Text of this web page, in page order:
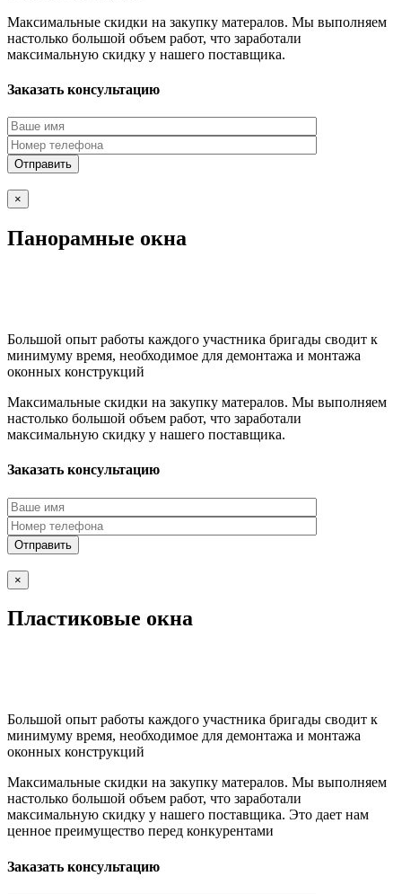
Максимальные скидки на закупку матералов. Мы выполняем
настолько большой объем работ, что заработали
максимальную скидку у нашего поставщика.
Заказать консультацию
×
Панорамные окна
Большой опыт работы каждого участника бригады сводит к
минимуму время, необходимое для демонтажа и монтажа
оконных конструкций
Максимальные скидки на закупку матералов. Мы выполняем
настолько большой объем работ, что заработали
максимальную скидку у нашего поставщика.
Заказать консультацию
×
Пластиковые окна
Большой опыт работы каждого участника бригады сводит к
минимуму время, необходимое для демонтажа и монтажа
оконных конструкций
Максимальные скидки на закупку матералов. Мы выполняем
настолько большой объем работ, что заработали
максимальную скидку у нашего поставщика. Это дает нам
ценное преимущество перед конкурентами
Заказать консультацию